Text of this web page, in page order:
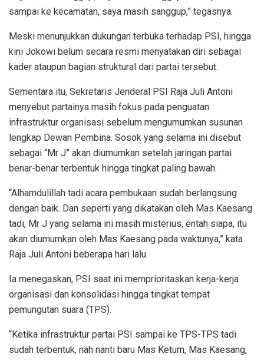
sampai ke kecamatan, saya masih sanggup,” tegasnya.
Meski menunjukkan dukungan terbuka terhadap PSI, hingga
kini Jokowi belum secara resmi menyatakan diri sebagai
kader ataupun bagian struktural dari partai tersebut.
Sementara itu, Sekretaris Jenderal PSI Raja Juli Antoni
menyebut partainya masih fokus pada penguatan
infrastruktur organisasi sebelum mengumumkan susunan
lengkap Dewan Pembina. Sosok yang selama ini disebut
sebagai “Mr J” akan diumumkan setelah jaringan partai
benar-benar terbentuk hingga tingkat paling bawah.
“Alhamdulillah tadi acara pembukaan sudah berlangsung
dengan baik. Dan seperti yang dikatakan oleh Mas Kaesang
tadi, Mr J yang selama ini masih misterius, entah siapa, itu
akan diumumkan oleh Mas Kaesang pada waktunya,” kata
Raja Juli Antoni beberapa hari lalu.
Ia menegaskan, PSI saat ini memprioritaskan kerja-kerja
organisasi dan konsolidasi hingga tingkat tempat
pemungutan suara (TPS).
“Ketika infrastruktur partai PSI sampai ke TPS-TPS tadi
sudah terbentuk, nah nanti baru Mas Ketum, Mas Kaesang,